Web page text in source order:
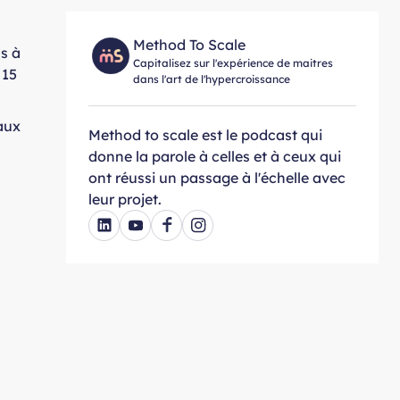
à
Method To Scale
Capitalisez sur l'expérience de maitres
dans l'art de l'hypercroissance
Method to scale est le podcast qui
donne la parole à celles et à ceux qui
ont réussi un passage à l'échelle avec
leur projet.